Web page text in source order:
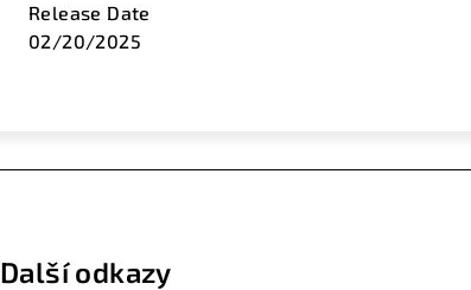
Release Date
02/20/2025
Další odkazy